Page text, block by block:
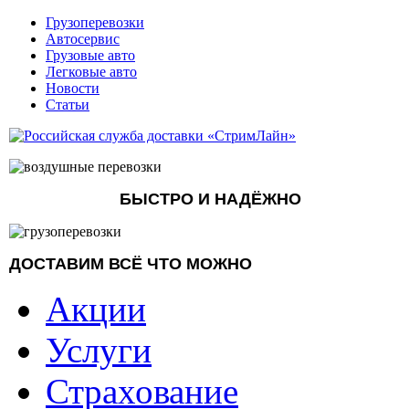
Грузоперевозки
Автосервис
Грузовые авто
Легковые авто
Новости
Статьи
БЫСТРО И НАДЁЖНО
ДОСТАВИМ ВСЁ ЧТО МОЖНО
Акции
Услуги
Страхование